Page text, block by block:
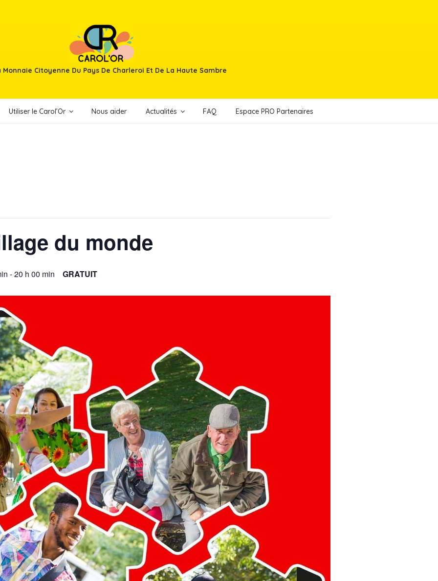
Monnaie Citoyenne Du Pays De Charleroi Et De La Haute Sambre
Utiliser le Carol’Or Nous aider Actualités FAQ Espace PRO Partenaires
du monde
-20 h 00 min GRATUIT